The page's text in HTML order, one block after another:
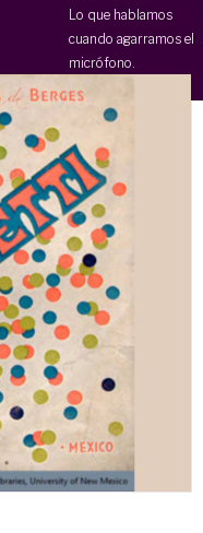
Lo que hablamos
cuando agarramos el
micrófono.